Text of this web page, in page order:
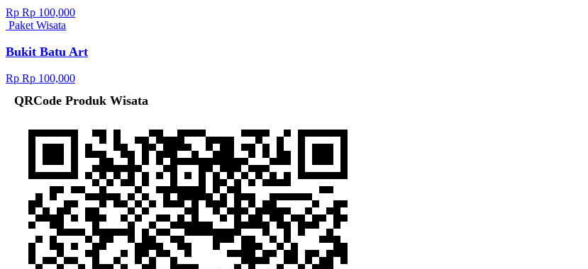
Rp Rp 100,000
Paket Wisata
Bukit Batu Art
Rp Rp 100,000
QRCode Produk Wisata